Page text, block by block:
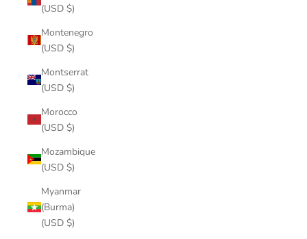
(USD $)
Montenegro
(USD $)
Montserrat
(USD $)
Morocco
(USD $)
Mozambique
(USD $)
Myanmar
(Burma)
(USD $)